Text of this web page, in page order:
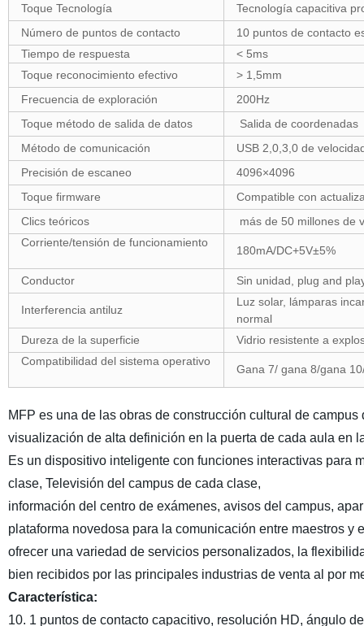
Toque Tecnología
Tecnología capacitiva
Número de puntos de contacto
10 puntos de contacto
Tiempo de respuesta
< 5ms
Toque reconocimiento efectivo
> 1,5mm
Frecuencia de exploración
200Hz
Toque método de salida de datos
Salida de coordenadas
Método de comunicación
USB 2,0,3,0 de
Precisión de escaneo
4096×4096
Toque firmware
Compatible con
Clics teóricos
más de 50 millones de
Corriente/tensión de funcionamiento
180mA/DC+5V±5%
Conductor Sin unidad, plug and
Interferencia antiluz
Luz solar, lámparas
normal
Dureza de la superficie
Vidrio resistente a
Compatibilidad del sistema operativo
Gana 7/ gana 8/gana
MFP es una de las obras de construcción cultural de
visualización de alta definición en la puerta de cada aula en
Es un dispositivo inteligente con funciones interactivas para
clase, Televisión del campus de cada clase,
información del centro de exámenes, avisos del campus,
plataforma novedosa para la comunicación entre maestros
ofrecer una variedad de servicios personalizados, la
bien recibidos por las principales industrias de venta al por
Característica:
10. 1 puntos de contacto capacitivo, resolución HD, ángulo